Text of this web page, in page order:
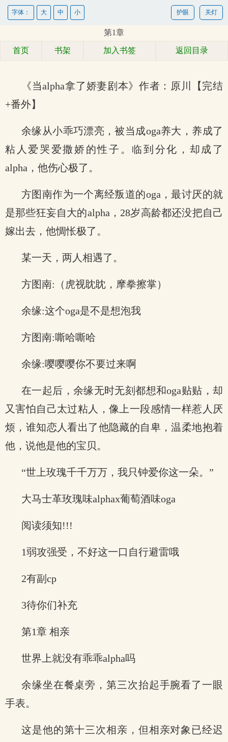
关灯
护眼
字体： 大 中 小
第1章
首页 书架 加入书签 返回目录
《当alpha拿了娇妻剧本》作者：原川【完结
+番外】
余缘从小乖巧漂亮，被当成oga养大，养成了
粘人爱哭爱撒娇的性子。临到分化，却成了
alpha，他伤心极了。
方图南作为一个离经叛道的oga，最讨厌的就
是那些狂妄自大的alpha，28岁高龄都还没把自己
嫁出去，他惆怅极了。
某一天，两人相遇了。
方图南:（虎视眈眈，摩拳擦掌）
余缘:这个oga是不是想泡我
方图南:嘶哈嘶哈
余缘:嘤嘤嘤你不要过来啊
在一起后，余缘无时无刻都想和oga贴贴，却
又害怕自己太过粘人，像上一段感情一样惹人厌
烦，谁知恋人看出了他隐藏的自卑，温柔地抱着
他，说他是他的宝贝。
“世上玫瑰千千万万，我只钟爱你这一朵。”
大马士革玫瑰味alphax葡萄酒味oga
阅读须知!!!
1弱攻强受，不好这一口自行避雷哦
2有副cp
3待你们补充
第1章 相亲
世界上就没有乖乖alpha吗
余缘坐在餐桌旁，第三次抬起手腕看了一眼
手表。
这是他的第十三次相亲，但相亲对象已经迟